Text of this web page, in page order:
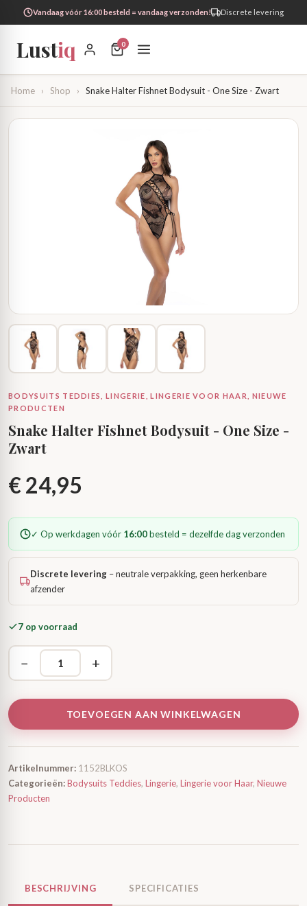
Vandaag vóór 16:00 besteld = vandaag verzonden! Discrete levering
Lustiq 0
Home › Shop › Snake Halter Fishnet Bodysuit - One Size - Zwart
BODYSUITS TEDDIES, LINGERIE, LINGERIE VOOR HAAR, NIEUWE
PRODUCTEN
Snake Halter Fishnet Bodysuit - One Size -
Zwart
€24,95
✓ Op werkdagen vóór 16:00besteld = dezelfde dag verzonden
Discrete levering – neutrale verpakking, geen herkenbare
afzender
7 op voorraad
− +
TOEVOEGEN AAN WINKELWAGEN
Artikelnummer: 1152BLKOS
Categorieën:Bodysuits Teddies, Lingerie, Lingerie voor Haar, Nieuwe
Producten
BESCHRIJVING SPECIFICATIES